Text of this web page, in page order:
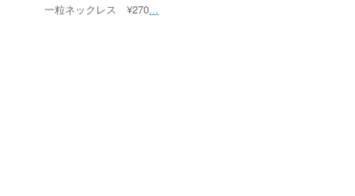
一粒ネックレス ¥270...